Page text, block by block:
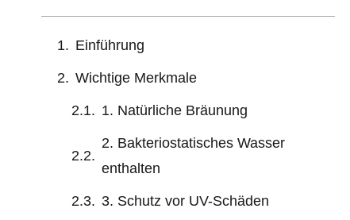
Einführung
Wichtige Merkmale
1. Natürliche Bräunung
2. Bakteriostatisches Wasser
enthalten
3. Schutz vor UV-Schäden